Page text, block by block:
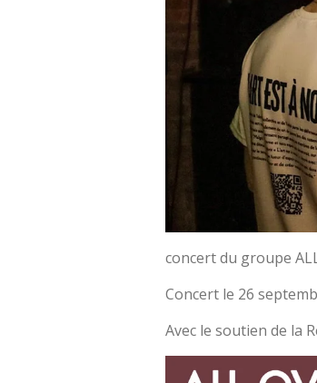
concert du groupe
Concert le 26
Avec le soutien de la